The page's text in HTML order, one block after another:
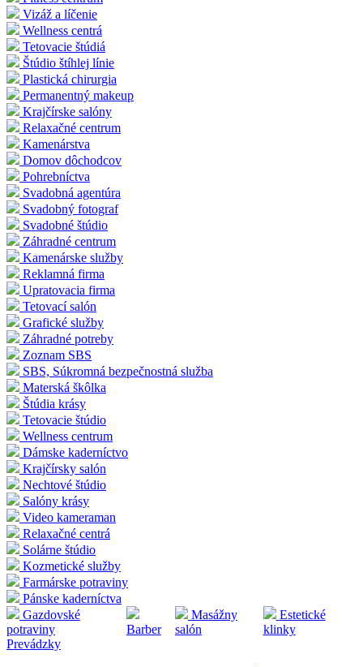
Vizáž a líčenie
Wellness centrá
Tetovacie štúdiá
Štúdio štíhlej línie
Plastická chirurgia
Permanentný makeup
Krajčírske salóny
Relaxačné centrum
Kamenárstva
Domov dôchodcov
Pohrebníctva
Svadobná agentúra
Svadobný fotograf
Svadobné štúdio
Záhradné centrum
Kamenárske služby
Reklamná firma
Upratovacia firma
Tetovací salón
Grafické služby
Záhradné potreby
Zoznam SBS
SBS, Súkromná bezpečnostná služba
Materská škôlka
Štúdia krásy
Tetovacie štúdio
Wellness centrum
Dámske kaderníctvo
Krajčírsky salón
Nechtové štúdio
Salóny krásy
Video kameraman
Relaxačné centrá
Solárne štúdio
Kozmetické služby
Farmárske potraviny
Pánske kaderníctva
Gazdovské
potraviny
Barber
Masážny
salón
Estetické
klinky
Prevádzky